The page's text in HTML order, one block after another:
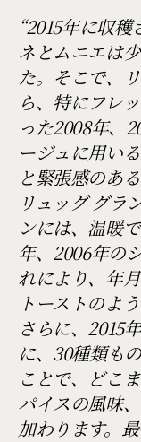
2015年に収
ネとムニエは
た。そこで、
ら、特にフレ
った2008年、
ージュに用い
と緊張感のあ
リュッグ グラ
ンには、温暖
年、2006年の
れにより、年
トーストのよ
さらに、2015
に、30種類も
ことで、どこ
パイスの風味
加わります。